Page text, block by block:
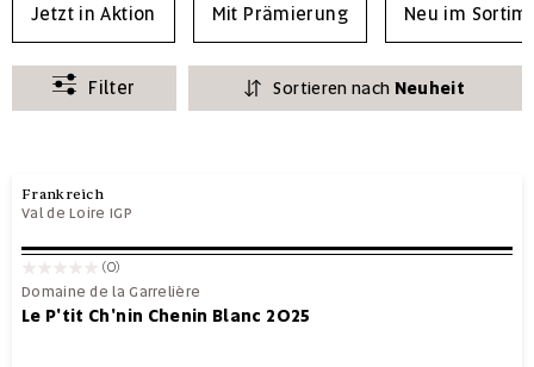
Jetzt in Aktion Mit Prämierung Neu im
Filter Sortieren nach Neuheit
Frankreich
Val de Loire IGP
(0)
Domaine de la Garrelière
Le P'tit Ch'nin Chenin Blanc 2025